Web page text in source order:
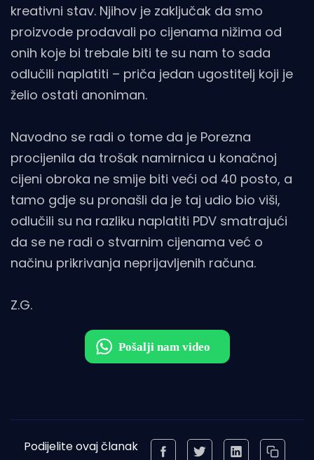
kreativni stav. Njihov je zaključak da smo
proizvode prodavali po cijenama nižima od
onih koje bi trebale biti te su nam to sada
odlučili naplatiti – priča jedan ugostitelj koji je
želio ostati anoniman.
Navodno se radi o tome da je Porezna
procijenila da trošak namirnica u konačnoj
cijeni obroka ne smije biti veći od 40 posto, a
tamo gdje su pronašli da je taj udio bio viši,
odlučili su na razliku naplatiti PDV smatrajući
da se ne radi o stvarnim cijenama već o
načinu prikrivanja neprijavljenih računa.
Z.G.
Podijelite ovaj članak